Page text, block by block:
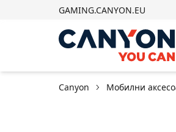
GAMING.CANYON.EU
Canyon Мобилни